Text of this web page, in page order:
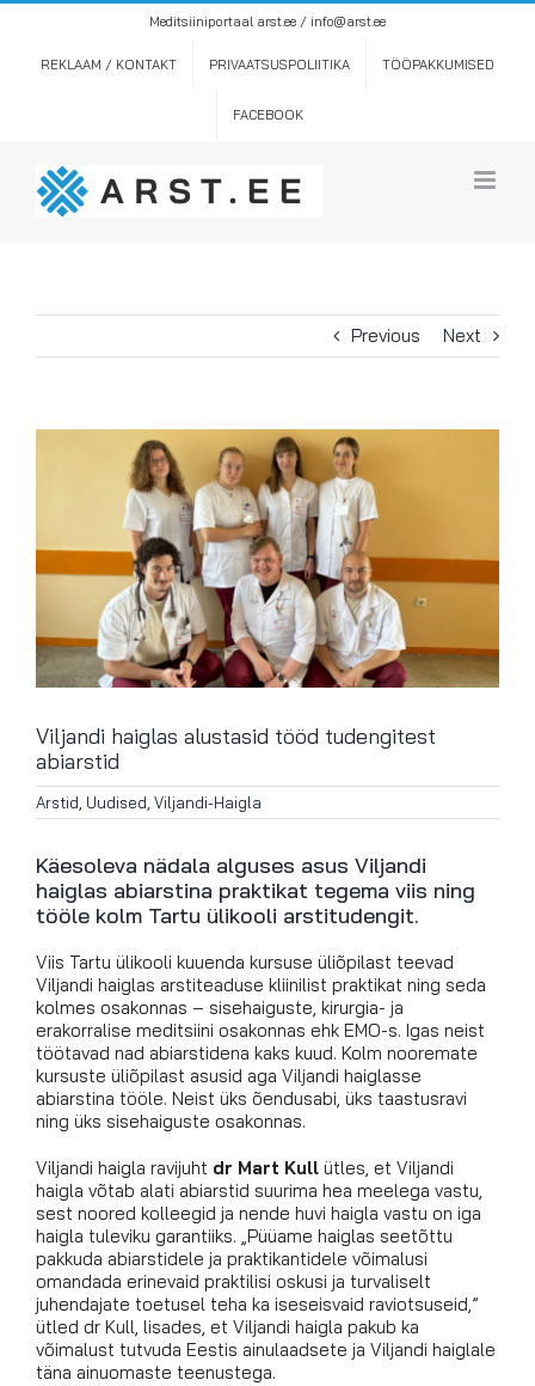
Skip
content
Meditsiiniportaal arst.ee / info@arst.ee
REKLAAM / KONTAKT PRIVAATSUSPOLIITIKA TÖÖPAKKUMISED
FACEBOOK
Previous Next
Viljandi haiglas alustasid tööd tudengitest
abiarstid
Arstid Uudised Viljandi-Haigla
Käesoleva nädala alguses asus Viljandi
haiglas abiarstina praktikat tegema viis ning
tööle kolm Tartu ülikooli arstitudengit.
Viis Tartu ülikooli kuuenda kursuse üliõpilast teevad
Viljandi haiglas arstiteaduse kliinilist praktikat ning seda
kolmes osakonnas – sisehaiguste, kirurgia- ja
erakorralise meditsiini osakonnas ehk EMO-s. Igas neist
töötavad nad abiarstidena kaks kuud. Kolm nooremate
kursuste üliõpilast asusid aga Viljandi haiglasse
abiarstina tööle. Neist üks õendusabi, üks taastusravi
ning üks sisehaiguste osakonnas.
Viljandi haigla ravijuht dr Mart Kull ütles, et Viljandi
haigla võtab alati abiarstid suurima hea meelega vastu,
sest noored kolleegid ja nende huvi haigla vastu on iga
haigla tuleviku garantiiks. „Püüame haiglas seetõttu
pakkuda abiarstidele ja praktikantidele võimalusi
omandada erinevaid praktilisi oskusi ja turvaliselt
juhendajate toetusel teha ka iseseisvaid raviotsuseid,”
ütled dr Kull, lisades, et Viljandi haigla pakub ka
võimalust tutvuda Eestis ainulaadsete ja Viljandi haiglale
täna ainuomaste teenustega.